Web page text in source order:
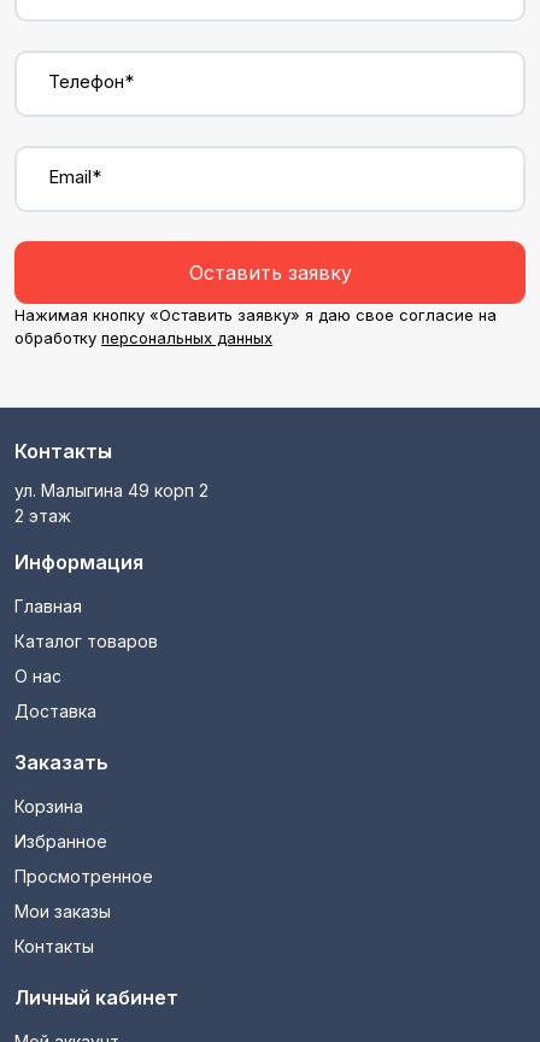
Телефон*
Email*
Оставить заявку
Нажимая кнопку «Оставить заявку» я даю свое согласие на
обработку персональных данных
Контакты
ул. Малыгина 49 корп 2
2 этаж
Информация
Главная
Каталог товаров
О нас
Доставка
Заказать
Корзина
Избранное
Просмотренное
Мои заказы
Контакты
Личный кабинет